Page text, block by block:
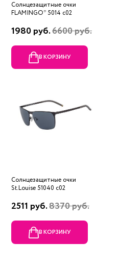
Солнцезащитные очки
FLAMINGO* 5014 с02
1980 руб.6600 руб.
В КОРЗИНУ
Солнцезащитные очки
St.Louise 51040 с02
2511 руб.8370 руб.
В КОРЗИНУ